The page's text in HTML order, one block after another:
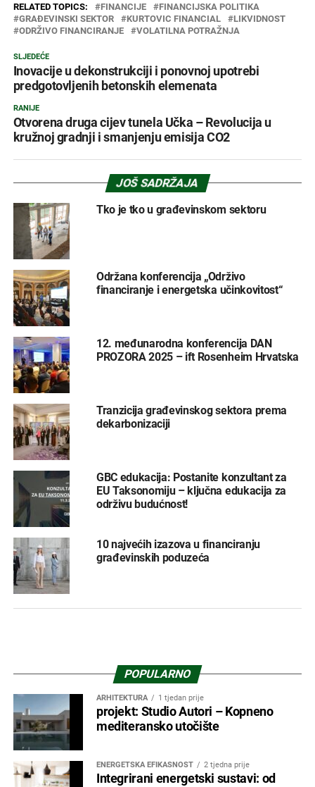
RELATED TOPICS: FINANCIJE
FINANCIJSKA POLITIKA
GRAĐEVINSKI SEKTOR
KURTOVIC FINANCIAL
LIKVIDNOST
ODRŽIVO FINANCIRANJE
VOLATILNA POTRAŽNJA
SLJEDEĆE
Inovacije u dekonstrukciji i ponovnoj upotrebi
predgotovljenih betonskih elemenata
RANIJE
Otvorena druga cijev tunela Učka – Revolucija u
kružnoj gradnji i smanjenju emisija CO2
JOŠ SADRŽAJA
Tko je tko u građevinskom sektoru
Održana konferencija „Održivo
financiranje i energetska učinkovitost“
12. međunarodna konferencija DAN
PROZORA 2025 – ift Rosenheim Hrvatska
Tranzicija građevinskog sektora prema
dekarbonizaciji
GBC edukacija: Postanite konzultant za
EU Taksonomiju – ključna edukacija za
održivu budućnost!
10 najvećih izazova u financiranju
građevinskih poduzeća
POPULARNO
ARHITEKTURA 1 tjedan prije
projekt: Studio Autori – Kopneno
mediteransko utočište
ENERGETSKA EFIKASNOST 2 tjedna prije
Integrirani energetski sustavi: od